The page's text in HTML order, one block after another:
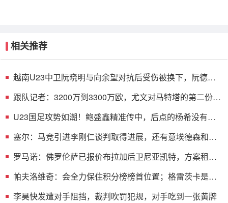
相关推荐
越南U23中卫阮晓明与向余望对抗后受伤被换下，阮德英
跟队记者：3200万到3300万欧，尤文对马特塔的第二份报
U23国足攻势如潮！鲍盛鑫精准传中，后点的杨希没有顶
塞尔：马竞引进李刚仁谈判取得进展，还有意埃德森和若
罗马诺：佛罗伦萨已报价布拉加后卫尼亚凯特，方案租借
帕夫洛维奇：会全力保住积分榜榜首位置；格雷茨卡是我
李昊快发遭对手阻挡，裁判吹罚犯规，对手吃到一张黄牌